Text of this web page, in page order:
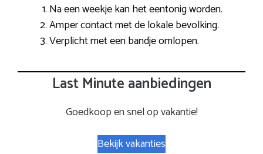
Na een weekje kan het eentonig worden.
Amper contact met de lokale bevolking.
Verplicht met een bandje omlopen.
Last Minute aanbiedingen
Goedkoop en snel op vakantie!
Bekijk vakanties